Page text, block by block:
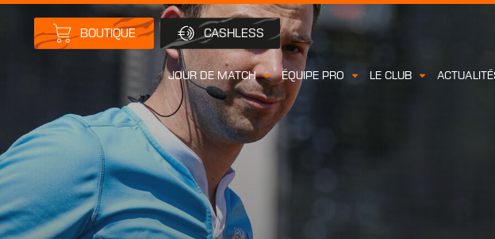
JOUR DE MATCH ÉQUIPE PRO LE CLUB
BOUTIQUE CASHLESS